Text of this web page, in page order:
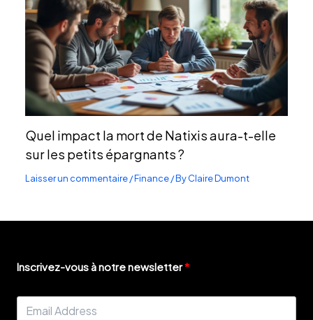
Quel impact la mort de Natixis aura-t-elle
sur les petits épargnants ?
Laisser un commentaire/Finance/ ByClaire Dumont
Inscrivez-vous à notre newsletter